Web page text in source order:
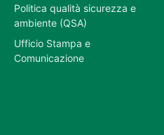
Politica qualità sicurezza e
ambiente (QSA)
Ufficio Stampa e
Comunicazione